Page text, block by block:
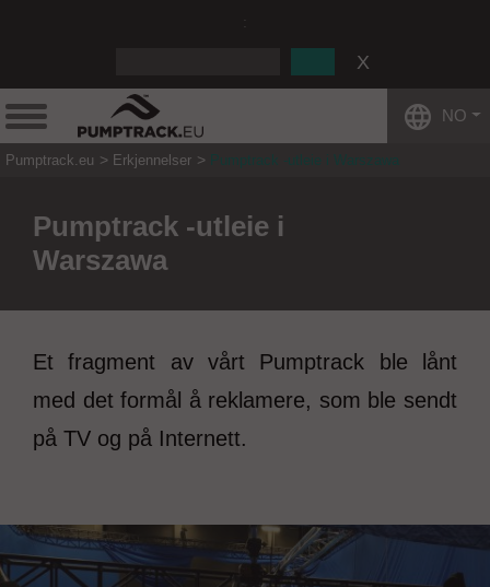
NO
Pumptrack.eu Erkjennelser Pumptrack -utleie i Warszawa
Pumptrack -utleie i
Warszawa
Et fragment av vårt Pumptrack ble lånt
med det formål å reklamere, som ble sendt
på TV og på Internett.